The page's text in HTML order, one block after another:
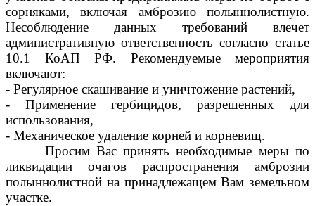
сорняками, включая амброзию полыннолистную.
Несоблюдение данных требований влечет
административную ответственность согласно статье
10.1 КоАП РФ. Рекомендуемые мероприятия
включают:
- Регулярное скашивание и уничтожение растений,
- Применение гербицидов, разрешенных для
использования,
- Механическое удаление корней и корневищ.
Просим Вас принять необходимые меры по
ликвидации очагов распространения амброзии
полыннолистной на принадлежащем Вам земельном
участке.